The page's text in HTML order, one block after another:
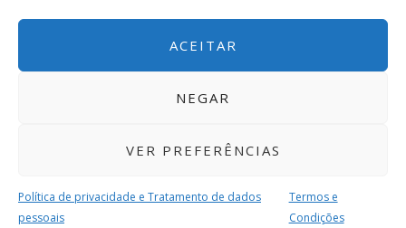
ACEITAR
NEGAR
VER PREFERÊNCIAS
Política de privacidade e Tratamento de dados
pessoais
Termos e
Condições